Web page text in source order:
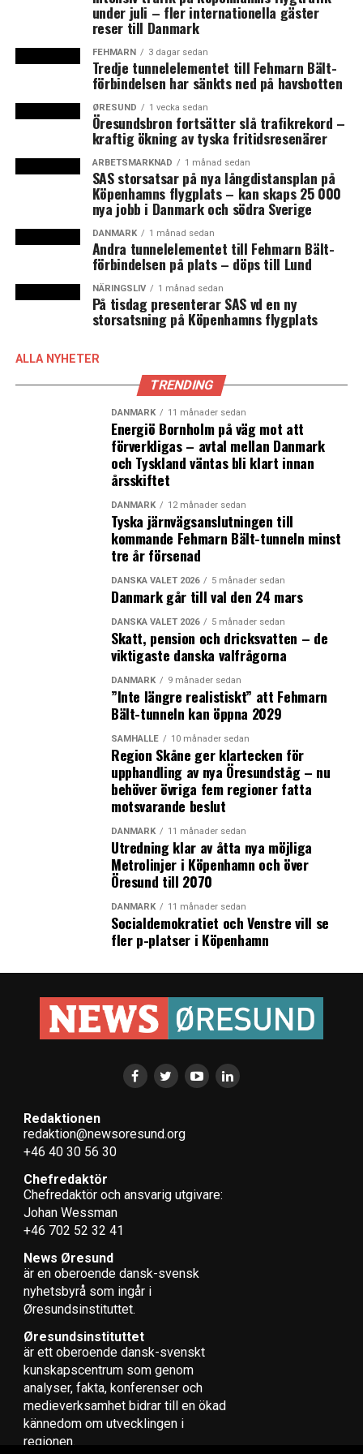
Skulle prognosen slå in blir 2014 det sjätte bästa bilåret
genom tiderna, säger Bil Swedens vd Bertil Moldén i ett
pressmeddelande från den 1 september. (News
Øresund–Linus Lindqvist)
Danmarks Radio lägger ner orkester
Prispress slår mot SAS
under juli – fler internationella gäster
reser till Danmark
FEHMARN 3 dagar sedan
Tredje tunnelelementet till Fehmarn Bält-
förbindelsen har sänkts ned på havsbotten
ØRESUND 1 vecka sedan
Öresundsbron fortsätter slå trafikrekord –
kraftig ökning av tyska fritidsresenärer
ARBETSMARKNAD 1 månad sedan
SAS storsatsar på nya långdistansplan på
Köpenhamns flygplats – kan skaps 25 000
nya jobb i Danmark och södra Sverige
DANMARK 1 månad sedan
Andra tunnelelementet till Fehmarn Bält-
förbindelsen på plats – döps till Lund
NÄRINGSLIV 1 månad sedan
På tisdag presenterar SAS vd en ny
storsatsning på Köpenhamns flygplats
ALLA NYHETER
TRENDING
DANMARK 11 månader sedan
Energiö Bornholm på väg mot att
förverkligas – avtal mellan Danmark
och Tyskland väntas bli klart innan
årsskiftet
DANMARK 12 månader sedan
Tyska järnvägsanslutningen till
kommande Fehmarn Bält-tunneln minst
tre år försenad
DANSKA VALET 2026 5 månader sedan
Danmark går till val den 24 mars
DANSKA VALET 2026 5 månader sedan
Skatt, pension och dricksvatten – de
viktigaste danska valfrågorna
DANMARK 9 månader sedan
”Inte längre realistiskt” att Fehmarn
Bält-tunneln kan öppna 2029
SAMHÄLLE 10 månader sedan
Region Skåne ger klartecken för
upphandling av nya Öresundståg – nu
behöver övriga fem regioner fatta
motsvarande beslut
DANMARK 11 månader sedan
Utredning klar av åtta nya möjliga
Metrolinjer i Köpenhamn och över
Öresund till 2070
DANMARK 11 månader sedan
Socialdemokratiet och Venstre vill se
fler p-platser i Köpenhamn
Redaktionen
redaktion@newsoresund.org
+46 40 30 56 30
Chefredaktör
Chefredaktör och ansvarig utgivare:
Johan Wessman
+46 702 52 32 41
News Øresund
är en oberoende dansk-svensk
nyhets­byrå som ingår i
Øresundsinstituttet.
Øresundsinstituttet
är ett oberoende dansk-svenskt
kunskapscentrum som genom
analyser, fakta, konferenser och
medieverksamhet bidrar till en ökad
kännedom om utvecklingen i
regionen.